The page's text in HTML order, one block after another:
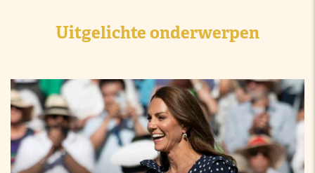
Uitgelichte onderwerpen